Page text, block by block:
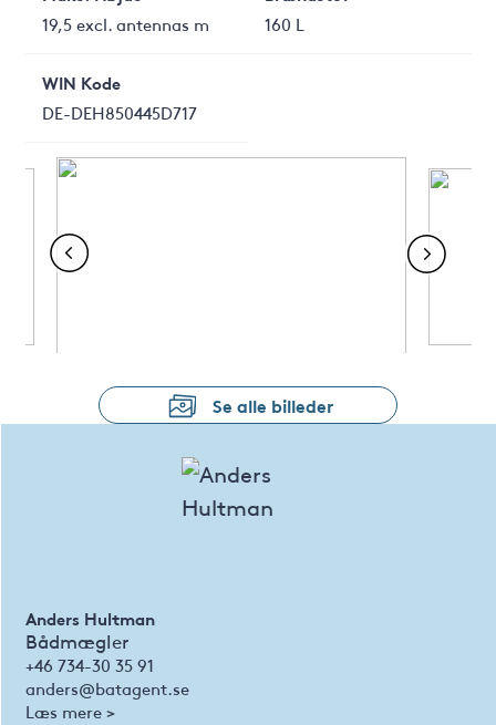
19,5 excl. antennas m
160 L
WIN Kode
DE-DEH850445D717
Se alle billeder
Anders Hultman
Bådmægler
+46 734-30 35 91
anders@batagent.se
Læs mere >